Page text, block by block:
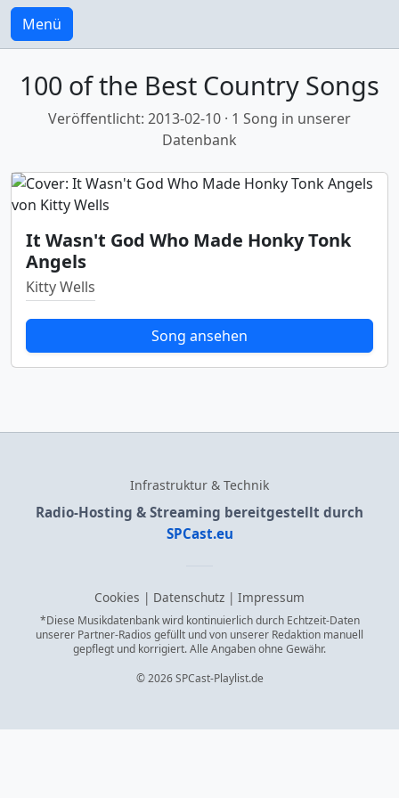
Menü
100 of the Best Country Songs
Veröffentlicht: 2013-02-10 · 1 Song in unserer
Datenbank
It Wasn't God Who Made Honky Tonk
Angels
Kitty Wells
Song ansehen
Infrastruktur & Technik
Radio-Hosting & Streaming bereitgestellt durch
SPCast.eu
Cookies | Datenschutz | Impressum
*Diese Musikdatenbank wird kontinuierlich durch Echtzeit-Daten
unserer Partner-Radios gefüllt und von unserer Redaktion manuell
gepflegt und korrigiert. Alle Angaben ohne Gewähr.
© 2026 SPCast-Playlist.de